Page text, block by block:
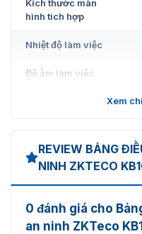
Kích thước màn
hình tích hợp
Nhiệt độ làm việc
Độ ẩm làm việc
Xem
REVIEW BẢNG
NINH ZKTECO
0 đánh giá cho
an ninh ZKTeco